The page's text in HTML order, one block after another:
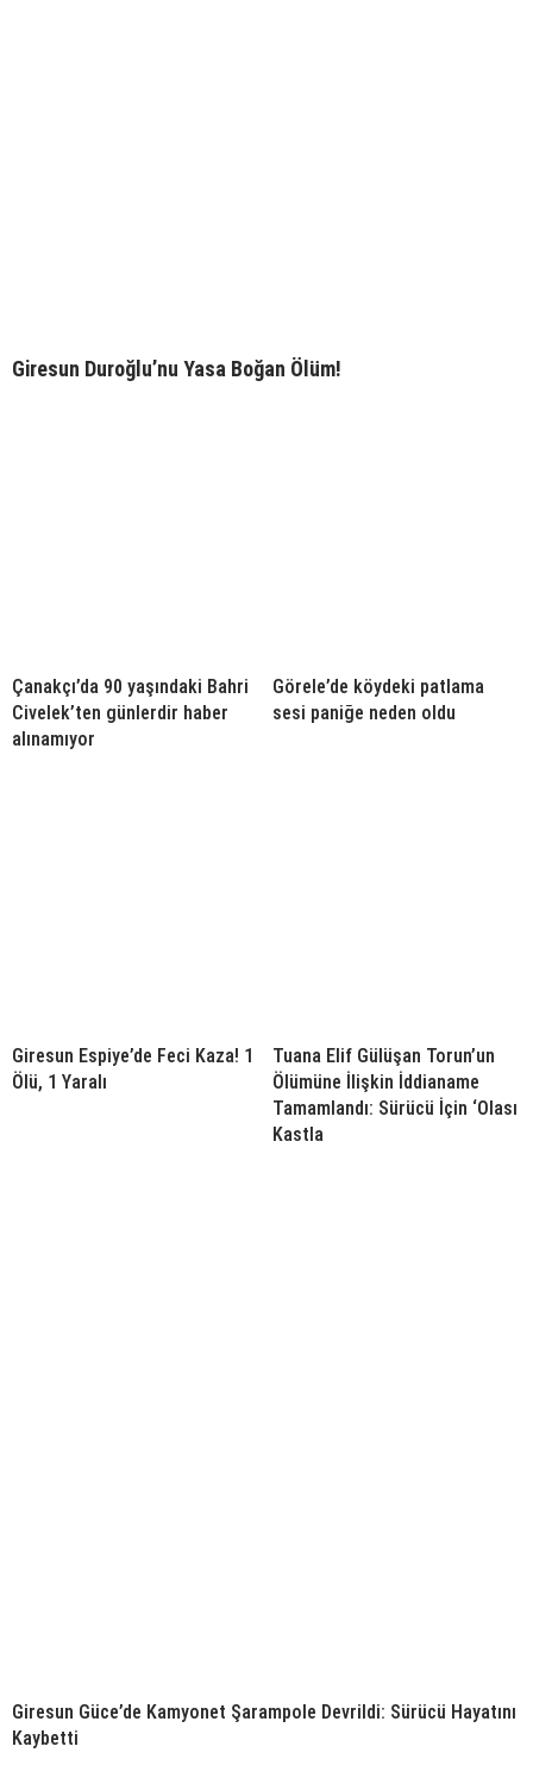
Giresun Duroğlu’nu Yasa Boğan Ölüm!
Çanakçı’da 90 yaşındaki Bahri
Civelek’ten günlerdir haber
alınamıyor
Görele’de köydeki patlama
sesi paniğe neden oldu
Giresun Espiye’de Feci Kaza! 1
Ölü, 1 Yaralı
Tuana Elif Gülüşan Torun’un
Ölümüne İlişkin İddianame
Tamamlandı: Sürücü İçin ‘Olası
Kastla
Giresun Güce’de Kamyonet Şarampole Devrildi: Sürücü Hayatını
Kaybetti